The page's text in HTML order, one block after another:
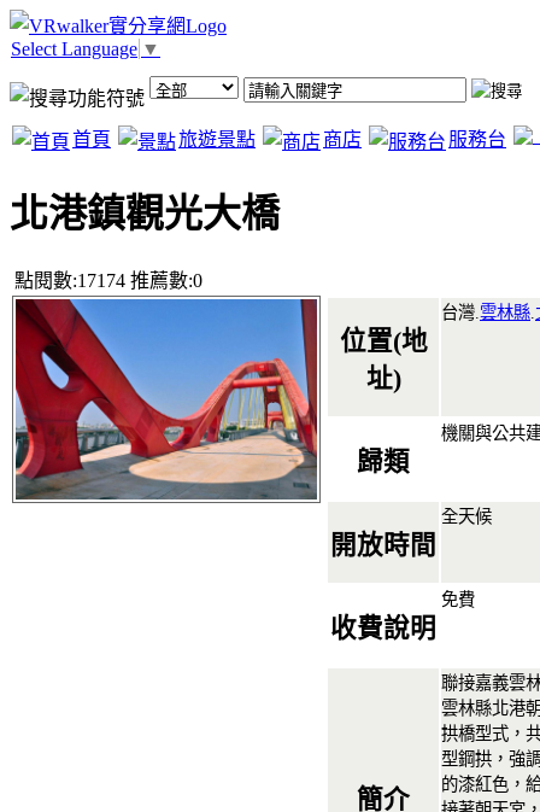
Select Language ▼
首頁 旅遊景點 商店 服務台
北港鎮觀光大橋
點閱數:17174 推薦數:0
位置(地
址)
台灣. 雲林縣
歸類
機關與公共
開放時間
全天候
收費說明
免費
簡介
聯接嘉義雲
雲林縣北港
拱橋型式，
型鋼拱，強
的漆紅色，